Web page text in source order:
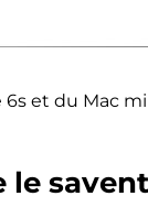
6s et du Mac
le